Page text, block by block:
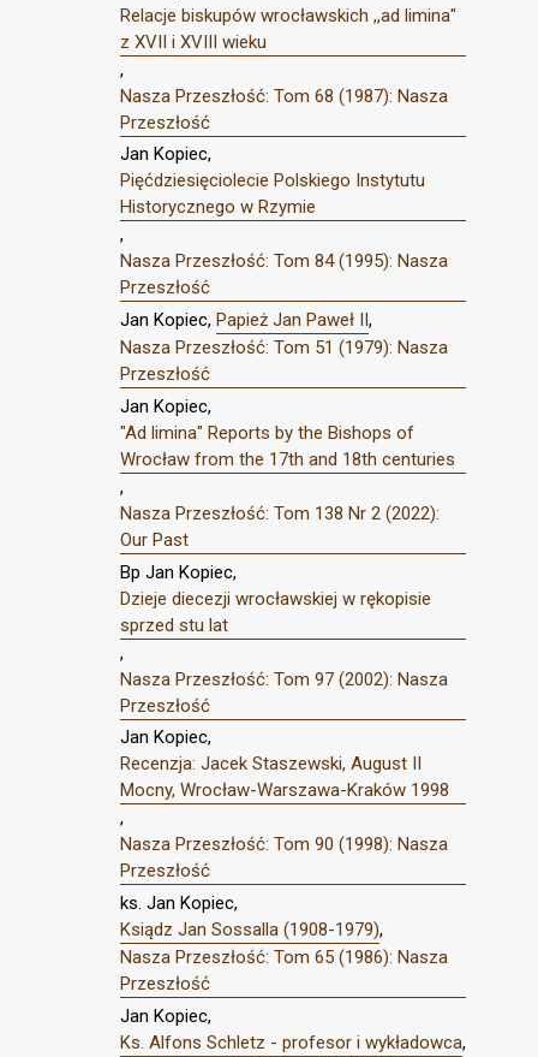
Relacje biskupów wrocławskich ,,ad limina"
z XVII i XVIII wieku
,
Nasza Przeszłość: Tom 68 (1987): Nasza
Przeszłość
Jan Kopiec,
Pięćdziesięciolecie Polskiego Instytutu
Historycznego w Rzymie
,
Nasza Przeszłość: Tom 84 (1995): Nasza
Przeszłość
Jan Kopiec, Papież Jan Paweł II,
Nasza Przeszłość: Tom 51 (1979): Nasza
Przeszłość
Jan Kopiec,
"Ad limina" Reports by the Bishops of
Wrocław from the 17th and 18th centuries
,
Nasza Przeszłość: Tom 138 Nr 2 (2022):
Our Past
Bp Jan Kopiec,
Dzieje diecezji wrocławskiej w rękopisie
sprzed stu lat
,
Nasza Przeszłość: Tom 97 (2002): Nasza
Przeszłość
Jan Kopiec,
Recenzja: Jacek Staszewski, August II
Mocny, Wrocław-Warszawa-Kraków 1998
,
Nasza Przeszłość: Tom 90 (1998): Nasza
Przeszłość
ks. Jan Kopiec,
Ksiądz Jan Sossalla (1908-1979),
Nasza Przeszłość: Tom 65 (1986): Nasza
Przeszłość
Jan Kopiec,
Ks. Alfons Schletz - profesor i wykładowca,